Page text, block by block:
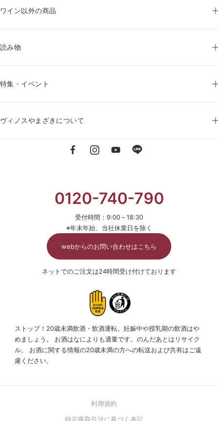
ワイン以外の商品
読み物
特集・イベント
ヴィノスやまざきについて
0120-740-790
受付時間：9:00～18:30
※年末年始、当社休業日を除く
webからのお問い合わせはこちら
ネットでのご注文は24時間受け付けております
ストップ！20歳未満飲酒・飲酒運転。妊娠中や授乳期の飲酒はや
めましょう。
お酒はなによりも適量です。のんだあとはリサイク
ル。
お酒に関する情報の20歳未満の方への転送および共有はご遠
慮ください。
利用規約
特定商取引法に基づく表記